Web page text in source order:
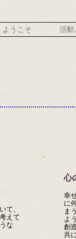
ようこそ 活動
て、
えて
な
心
幸
に
ま
よ
創
共